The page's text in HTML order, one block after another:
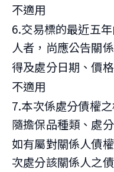
不適用
6.交易標的最近五
人者，尚應公告關
得及處分日期、價
不適用
7.本次係處分債權
隨擔保品種類、處
如有屬對關係人債
次處分該關係人之